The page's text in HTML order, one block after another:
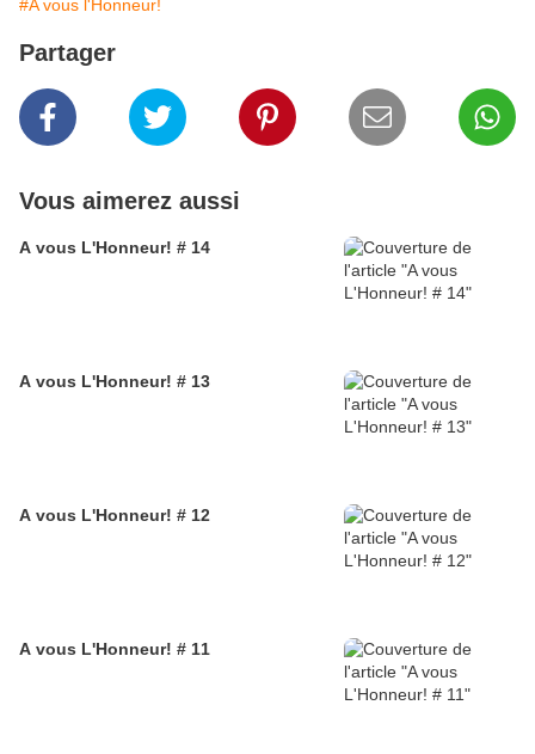
#A vous l'Honneur!
Partager
Vous aimerez aussi
A vous L'Honneur! # 14
A vous L'Honneur! # 13
A vous L'Honneur! # 12
A vous L'Honneur! # 11